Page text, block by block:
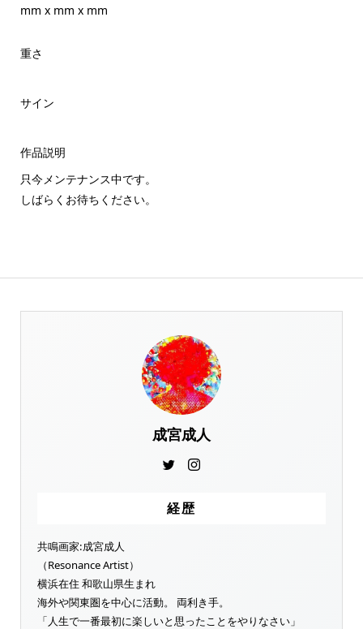
mm x mm x mm
重さ
サイン
作品説明
只今メンテナンス中です。
しばらくお待ちください。
成宮成人
経歴
共鳴画家:成宮成人
（Resonance Artist）
横浜在住 和歌山県生まれ
海外や関東圏を中心に活動。 両利き手。
「人生で一番最初に楽しいと思ったことをやりなさい」